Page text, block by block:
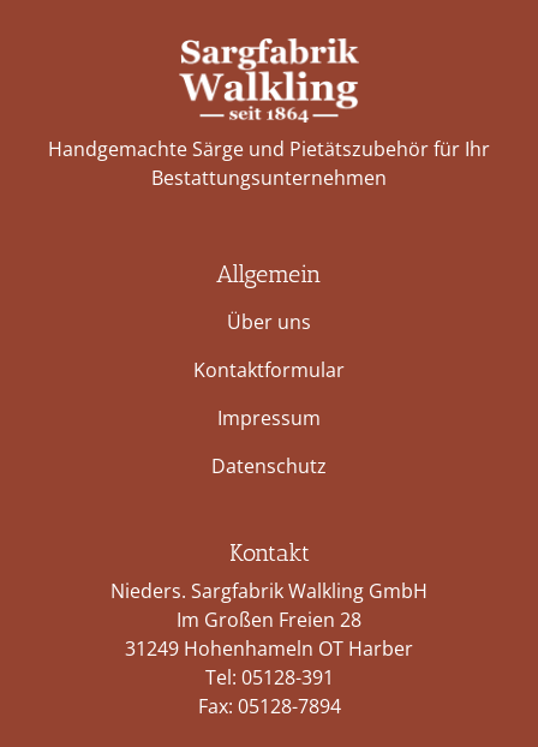
Handgemachte Särge und Pietätszubehör für Ihr
Bestattungs­unternehmen
Allgemein
Über uns
Kontaktformular
Impressum
Datenschutz
Kontakt
Nieders. Sargfabrik Walkling GmbH
Im Großen Freien 28
31249 Hohenhameln OT Harber
Tel: 05128-391
Fax: 05128-7894